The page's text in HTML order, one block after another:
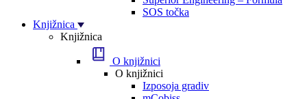
SOS točka
Knjižnica
Knjižnica
O knjižnici
O knjižnici
Izposoja gradiv